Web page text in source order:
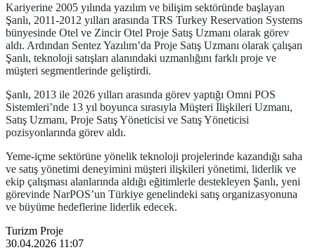
Kariyerine 2005 yılında yazılım ve bilişim sektöründe başlayan
Şanlı, 2011-2012 yılları arasında TRS Turkey Reservation Systems
bünyesinde Otel ve Zincir Otel Proje Satış Uzmanı olarak görev
aldı. Ardından Sentez Yazılım’da Proje Satış Uzmanı olarak çalışan
Şanlı, teknoloji satışları alanındaki uzmanlığını farklı proje ve
müşteri segmentlerinde geliştirdi.
Şanlı, 2013 ile 2026 yılları arasında görev yaptığı Omni POS
Sistemleri’nde 13 yıl boyunca sırasıyla Müşteri İlişkileri Uzmanı,
Satış Uzmanı, Proje Satış Yöneticisi ve Satış Yöneticisi
pozisyonlarında görev aldı.
Yeme-içme sektörüne yönelik teknoloji projelerinde kazandığı saha
ve satış yönetimi deneyimini müşteri ilişkileri yönetimi, liderlik ve
ekip çalışması alanlarında aldığı eğitimlerle destekleyen Şanlı, yeni
görevinde NarPOS’un Türkiye genelindeki satış organizasyonuna
ve büyüme hedeflerine liderlik edecek.
Turizm Proje
30.04.2026 11:07